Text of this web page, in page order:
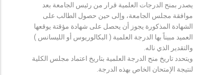
يصدر بمنح الدرجات العلمية قرار من رئيس الجامعة بعد
موافقة مجلس الجامعة، وإلى حين حصول الطالب على
الشهادة المذكورة يجوز أن يحصل على شهادة مؤقتة يوقعها
العميد مبيناً بها الدرجة العلمية ( البكالوريوس أو الليسانس )
والتقدير الذي ناله.
ويتحدد تاريخ منح الدرجة العلمية بتاريخ اعتماد مجلس الكلية
لنتيجة الإمتحان الخاص بهذه الدرجة.